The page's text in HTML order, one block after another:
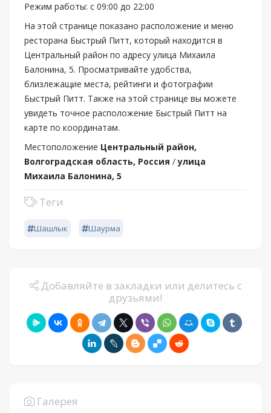
Режим работы: с 09:00 до 22:00
На этой странице показано расположение и меню
ресторана Быстрый Питт, который находится в
Центральный район по адресу улица Михаила
Балонина, 5. Просматривайте удобства,
близлежащие места, рейтинги и фотографии
Быстрый Питт. Также на этой странице вы можете
увидеть точное расположение Быстрый Питт на
карте по координатам.
Местоположение Центральный район,
Волгоградская область, Россия /улица
Михаила Балонина, 5
Теги
Шашлык Шаурма
Добавляйте в закладки или делитесь с
друзьями!
Галерея